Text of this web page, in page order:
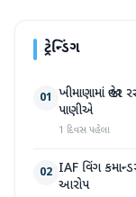
ટ્રેન્ડિંગ
01 ખીમાણામાં
પાણીએ
1 દિવસ પહેલા
02 IAF વિંગ
આરોપ